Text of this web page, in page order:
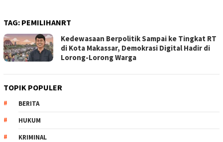
TAG: PEMILIHANRT
Kedewasaan Berpolitik Sampai ke Tingkat RT
di Kota Makassar, Demokrasi Digital Hadir di
Lorong-Lorong Warga
TOPIK POPULER
BERITA
HUKUM
KRIMINAL